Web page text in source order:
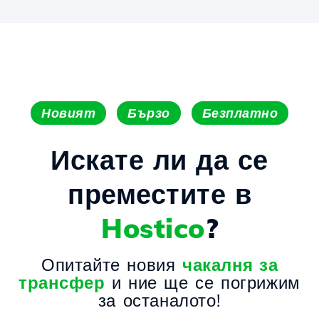
Новият Бързо Безплатно
Искате ли да се
преместите в
Hostico?
Опитайте новия чакалня за
трансфер и ние ще се погрижим
за останалото!